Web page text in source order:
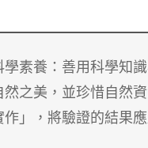
素養：善用科學知
之美，並珍惜自然
」，將驗證的結果